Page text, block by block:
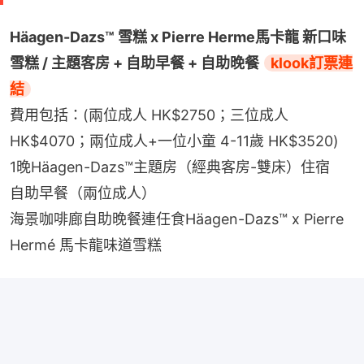
Häagen-Dazs™ 雪糕 x Pierre Herme馬卡龍 新口味
雪糕 / 主題客房 + 自助早餐 + 自助晚餐
klook訂票連
結
費用包括：(兩位成人 HK$2750；三位成人
HK$4070；兩位成人+一位小童 4-11歲 HK$3520)
1晚Häagen-Dazs™主題房（經典客房-雙床）住宿
自助早餐（兩位成人）
海景咖啡廊自助晚餐連任食Häagen-Dazs™ x Pierre
Hermé 馬卡龍味道雪糕